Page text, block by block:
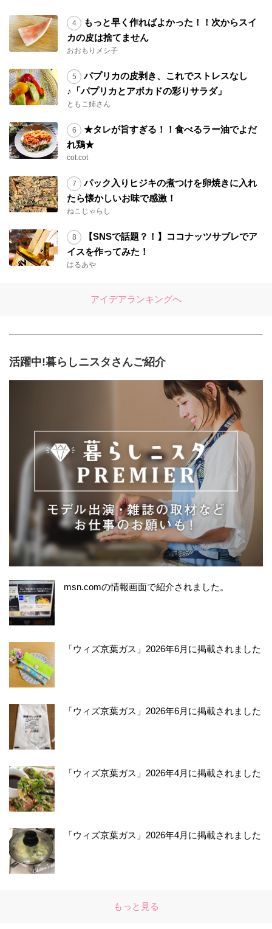
もっと早く作ればよかった！！次からスイ
カの皮は捨てません
おおもりメシ子
パプリカの皮剥き、これでストレスなし
♪「パプリカとアボカドの彩りサラダ」
ともこ姉さん
★タレが旨すぎる！！食べるラー油でよだ
れ鶏★
cot.cot
パック入りヒジキの煮つけを卵焼きに入れ
たら懐かしいお味で感激！
ねこじゃらし
【SNSで話題？！】ココナッツサブレでア
イスを作ってみた！
はるあや
アイデアランキングへ
活躍中!暮らしニスタさんご紹介
msn.comの情報画面で紹介されました。
「ウィズ京葉ガス」2026年6月に掲載されました
「ウィズ京葉ガス」2026年6月に掲載されました
「ウィズ京葉ガス」2026年4月に掲載されました
「ウィズ京葉ガス」2026年4月に掲載されました
もっと見る